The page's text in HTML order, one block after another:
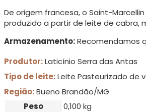
De origem francesa, o Saint-
produzido a partir de leite de cabra,
Armazenamento:Recomendamos
Produtor:Laticínio Serra das Antas
Tipo de leite:Leite Pasteurizado de
Região:Bueno Brandão/MG
Peso
0,100 kg